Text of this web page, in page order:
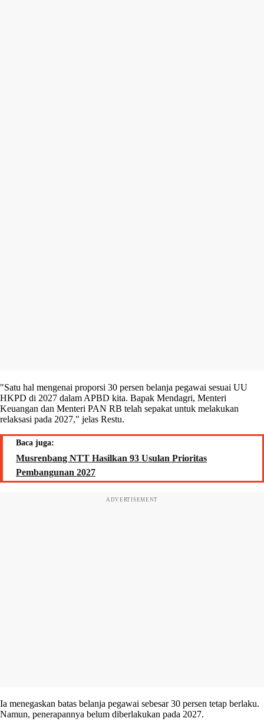
"Satu hal mengenai proporsi 30 persen belanja pegawai sesuai UU
HKPD di 2027 dalam APBD kita. Bapak Mendagri, Menteri
Keuangan dan Menteri PAN RB telah sepakat untuk melakukan
relaksasi pada 2027," jelas Restu.
Baca juga:
Musrenbang NTT Hasilkan 93 Usulan Prioritas
Pembangunan 2027
ADVERTISEMENT
Ia menegaskan batas belanja pegawai sebesar 30 persen tetap berlaku.
Namun, penerapannya belum diberlakukan pada 2027.